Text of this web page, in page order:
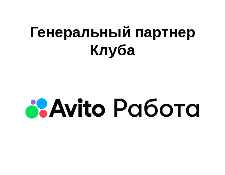
Генеральный партнер
Клуба